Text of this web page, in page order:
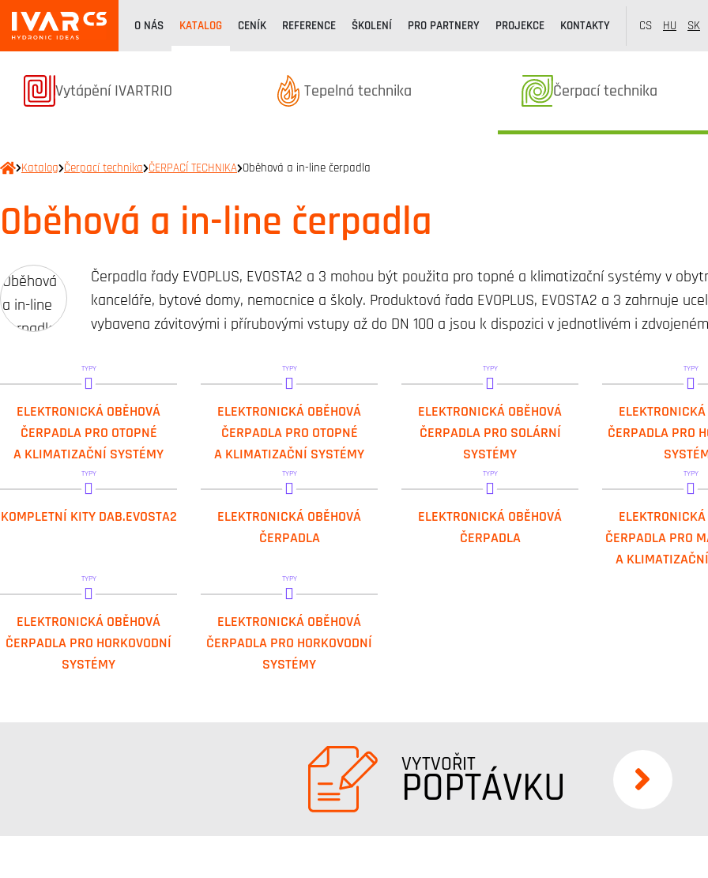
O NÁS KATALOG CENÍK REFERENCE ŠKOLENÍ PRO PARTNERY PROJEKCE KONTAKTY CS HU SK
Produkty z kategorie
Vytápění IVARTRIO Produkty z kategorie
Tepelná technika Produkty z kategorie
Čerpací technika
Katalog Čerpací technika ČERPACÍ TECHNIKA Oběhová a in-line čerpadla
Oběhová a in-line čerpadla
Čerpadla řady EVOPLUS, EVOSTA2 a 3 mohou být použita pro topné a klimatizační systémy v
kanceláře, bytové domy, nemocnice a školy. Produktová řada EVOPLUS, EVOSTA2 a 3 zahrnuje
vybavena závitovými i přírubovými vstupy až do DN 100 a jsou k dispozici v jednotlivém i
TYPY
ELEKTRONICKÁ OBĚHOVÁ
ČERPADLA PRO OTOPNÉ
A KLIMATIZAČNÍ SYSTÉMY
TYPY
ELEKTRONICKÁ OBĚHOVÁ
ČERPADLA PRO OTOPNÉ
A KLIMATIZAČNÍ SYSTÉMY
TYPY
ELEKTRONICKÁ OBĚHOVÁ
ČERPADLA PRO SOLÁRNÍ
SYSTÉMY
TYPY
ČERPADLA PRO
TYPY
KOMPLETNÍ KITY DAB.EVOSTA2
TYPY
ELEKTRONICKÁ OBĚHOVÁ
ČERPADLA
TYPY
ELEKTRONICKÁ OBĚHOVÁ
ČERPADLA
TYPY
ČERPADLA PRO
A
TYPY
ELEKTRONICKÁ OBĚHOVÁ
ČERPADLA PRO HORKOVODNÍ
SYSTÉMY
TYPY
ELEKTRONICKÁ OBĚHOVÁ
ČERPADLA PRO HORKOVODNÍ
SYSTÉMY
VYTVOŘIT
POPTÁVKU